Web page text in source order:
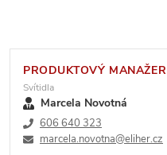
PRODUKTOVÝ MANAŽER
Svítidla
Marcela Novotná
606 640 323
marcela.novotna@eliher.cz